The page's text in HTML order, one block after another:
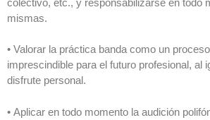
mismas.
• Valorar la práctica banda como un
imprescindible para el futuro profesional, al
disfrute personal.
• Aplicar en todo momento la audición